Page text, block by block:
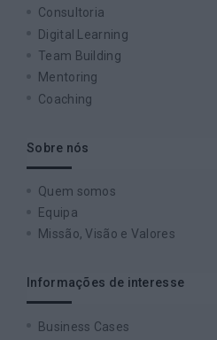
Consultoria
Digital Learning
Team Building
Mentoring
Coaching
Sobre nós
Quem somos
Equipa
Missão, Visão e Valores
Informações de interesse
Business Cases